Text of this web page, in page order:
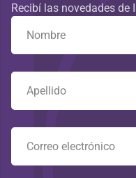
Recibí las novedades de